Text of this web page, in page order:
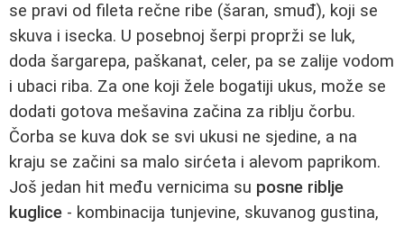
se pravi od fileta rečne ribe (šaran, smuđ), koji se
skuva i isecka. U posebnoj šerpi proprži se luk,
doda šargarepa, paškanat, celer, pa se zalije vodom
i ubaci riba. Za one koji žele bogatiji ukus, može se
dodati gotova mešavina začina za riblju čorbu.
Čorba se kuva dok se svi ukusi ne sjedine, a na
kraju se začini sa malo sirćeta i alevom paprikom.
Još jedan hit među vernicima su posne riblje
kuglice - kombinacija tunjevine, skuvanog gustina,